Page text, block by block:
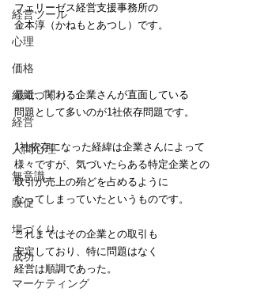
経営ツール
心理
価格
組織づくり
経営
人間心理
無意識
販促
場づくり
成功
マーケティング
フェリーゼス経営支援事務所の
金本淳（かねもとあつし）です。
最近、関わる企業さんが直面している
問題として多いのが1社依存問題です。
1社依存になった経緯は企業さんによって
様々ですが、気づいたらある特定企業との
取引が売上の殆どを占めるように
なってしまっていたというものです。
これまではその企業との取引も
安定しており、特に問題はなく
経営は順調であった。